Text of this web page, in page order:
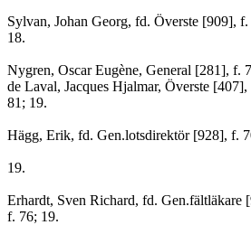
Sylvan, Johan Georg, fd. Överste [909], f.
18.
Nygren, Oscar Eugène, General [281], f.
de Laval, Jacques Hjalmar, Överste [407],
81; 19.
Hägg, Erik, fd. Gen.lotsdirektör [928], f.
19.
Erhardt, Sven Richard, fd. Gen.fältläkare
f. 76; 19.